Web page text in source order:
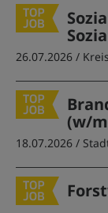
26.07.2026 /
(w/
18.07.2026 /